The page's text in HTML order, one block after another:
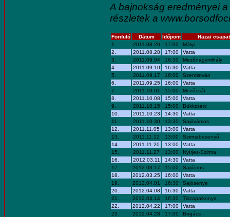
A bajnokság eredményei
részletek a
Forduló Dátum Időpont
Hazai csapat
1.
2011.08.20 17:00
Mályi
2.
2011.08.28 17:00
Vatta
3.
2011.09.04 16:30
Mezőnagymihály
4.
2011.09.10 16:30
Vatta
5.
2011.09.17 16:00
Szentistván
6.
2011.09.25 16:00
Vatta
7.
2011.10.01 15:00
Mezőcsát
8.
2011.10.08 15:00
Vatta
9.
2011.10.15 15:00
Bükkzsérc
10.
2011.10.23 14:30
Vatta
11.
2011.10.30 13:30
Sajóvámos
12.
2011.11.05 13:00
Vatta
13.
2011.11.12 13:00
Szirmabesenyő
14.
2011.11.20 13:00
Vatta
15.
2011.11.27 13:00
Nyírjes-Szirma
16.
2012.03.11 14:30
Vatta
17.
2012.03.17 15:00
Sajóörös
18.
2012.03.25 16:00
Vatta
19.
2012.04.01 16:30
Sajósenye
20.
2012.04.08 16:30
Vatta
21.
2012.04.14 16:30
Tiszapalkonya
22.
2012.04.22 17:00
Vatta
23.
2012.04.28 17:00
Bogács